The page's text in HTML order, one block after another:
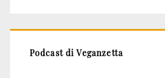
Podcast di Veganzetta